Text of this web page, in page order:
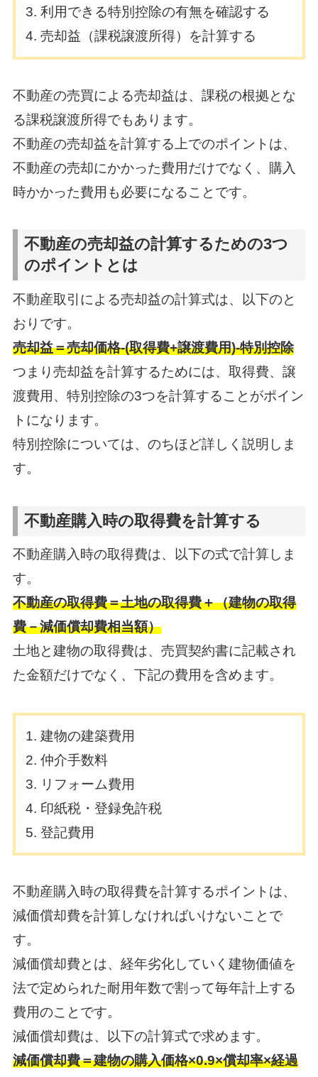
利用できる特別控除の有無を確認する
売却益（課税譲渡所得）を計算する
不動産の売買による売却益は、課税の根拠とな
る課税譲渡所得でもあります。
不動産の売却益を計算する上でのポイントは、
不動産の売却にかかった費用だけでなく、購入
時かかった費用も必要になることです。
不動産の売却益の計算するための3つ
のポイントとは
不動産取引による売却益の計算式は、以下のと
おりです。
売却益＝売却価格-(取得費+譲渡費用)-特別控除
つまり売却益を計算するためには、取得費、譲
渡費用、特別控除の3つを計算することがポイン
トになります。
特別控除については、のちほど詳しく説明しま
す。
不動産購入時の取得費を計算する
不動産購入時の取得費は、以下の式で計算しま
す。
不動産の取得費＝土地の取得費＋（建物の取得
費－減価償却費相当額）
土地と建物の取得費は、売買契約書に記載され
た金額だけでなく、下記の費用を含めます。
建物の建築費用
仲介手数料
リフォーム費用
印紙税・登録免許税
登記費用
不動産購入時の取得費を計算するポイントは、
減価償却費を計算しなければいけないことで
す。
減価償却費とは、経年劣化していく建物価値を
法で定められた耐用年数で割って毎年計上する
費用のことです。
減価償却費は、以下の計算式で求めます。
減価償却費＝建物の購入価格×0.9×償却率×経過